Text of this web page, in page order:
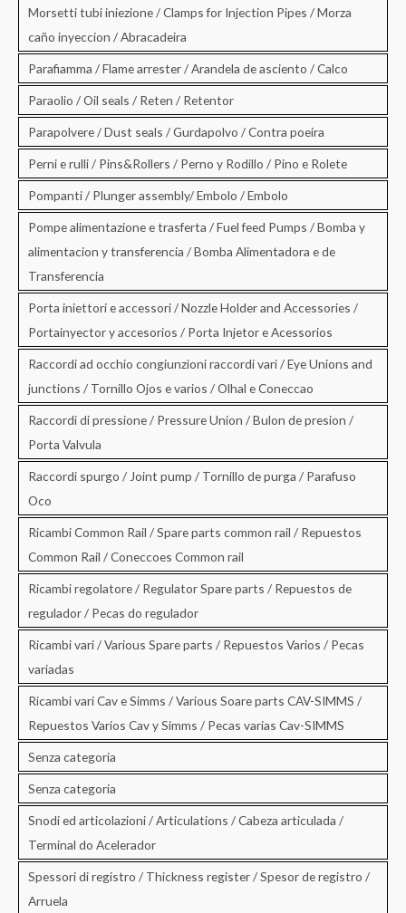
Morsetti tubi iniezione / Clamps for Injection Pipes / Morza
caño inyeccion / Abracadeira
Parafiamma / Flame arrester / Arandela de asciento / Calco
Paraolio / Oil seals / Reten / Retentor
Parapolvere / Dust seals / Gurdapolvo / Contra poeira
Perni e rulli / Pins&Rollers / Perno y Rodillo / Pino e Rolete
Pompanti / Plunger assembly/ Embolo / Embolo
Pompe alimentazione e trasferta / Fuel feed Pumps / Bomba y
alimentacion y transferencia / Bomba Alimentadora e de
Transferencia
Porta iniettori e accessori / Nozzle Holder and Accessories /
Portainyector y accesorios / Porta Injetor e Acessorios
Raccordi ad occhio congiunzioni raccordi vari / Eye Unions and
junctions / Tornillo Ojos e varios / Olhal e Coneccao
Raccordi di pressione / Pressure Union / Bulon de presion /
Porta Valvula
Raccordi spurgo / Joint pump / Tornillo de purga / Parafuso
Oco
Ricambi Common Rail / Spare parts common rail / Repuestos
Common Rail / Coneccoes Common rail
Ricambi regolatore / Regulator Spare parts / Repuestos de
regulador / Pecas do regulador
Ricambi vari / Various Spare parts / Repuestos Varios / Pecas
variadas
Ricambi vari Cav e Simms / Various Soare parts CAV-SIMMS /
Repuestos Varios Cav y Simms / Pecas varias Cav-SIMMS
Senza categoria
Senza categoria
Snodi ed articolazioni / Articulations / Cabeza articulada /
Terminal do Acelerador
Spessori di registro / Thickness register / Spesor de registro /
Arruela